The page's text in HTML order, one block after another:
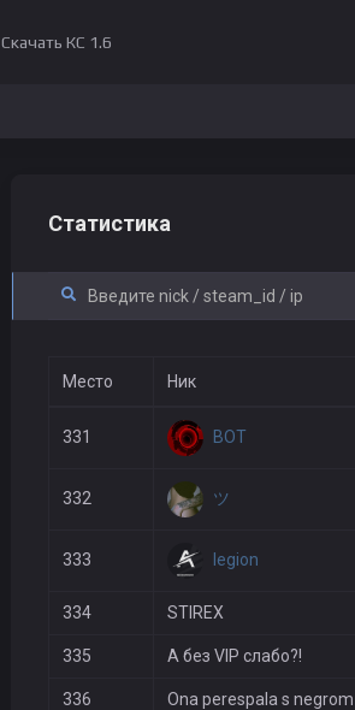
Скачать КС 1.6
Статистика
Место Ник
331 BOT
332 ツ
333 legion
334 STIREX
335 А без VIP слабо?!
336 Ona perespala s negrom